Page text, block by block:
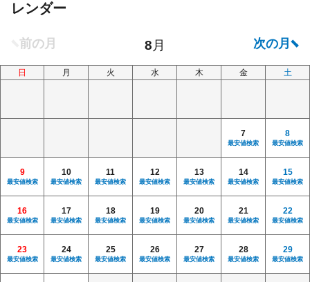
レンダー
日 月 火 水 木 金 土
7
最安値検索
8
最安値検索
9
最安値検索
10
最安値検索
11
最安値検索
12
最安値検索
13
最安値検索
14
最安値検索
15
最安値検索
16
最安値検索
17
最安値検索
18
最安値検索
19
最安値検索
20
最安値検索
21
最安値検索
22
最安値検索
23
最安値検索
24
最安値検索
25
最安値検索
26
最安値検索
27
最安値検索
28
最安値検索
29
最安値検索